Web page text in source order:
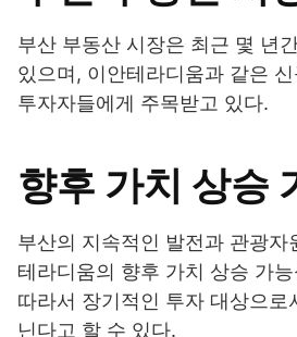
부산 부동산 시장은 최근 몇 년
있으며, 이안테라디움과 같은
투자자들에게 주목받고 있다.
향후 가치 상승
부산의 지속적인 발전과 관광자
테라디움의 향후 가치 상승 가
따라서 장기적인 투자 대상으로
닌다고 할 수 있다.